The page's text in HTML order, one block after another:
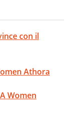
con il
Athora
Women